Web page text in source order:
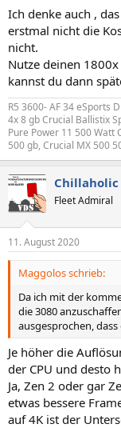
Ich denke auch ,
erstmal nicht die
nicht.
Nutze deinen
kannst du dann
R5 3600- AF 34 eSports
4x 8 gb Crucial Ballistix
Pure Power 11 500 Watt
500 gb, Crucial MX 500
Chillaholic
Fleet Admiral
11. August 2020
Maggolos schrieb:
Da ich mit der
die 3080
ausgesprochen,
Je höher die
der CPU und desto
Ja, Zen 2 oder gar
etwas bessere
auf 4K ist der